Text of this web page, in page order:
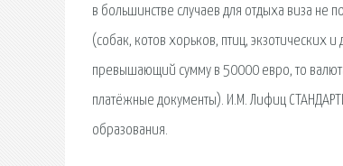
в большинстве случаев для отдыха виза не
(собак, котов хорьков, птиц, экзотических
превышающий сумму в 50000 евро, то
платёжные документы). И.М. Лифиц
образования.